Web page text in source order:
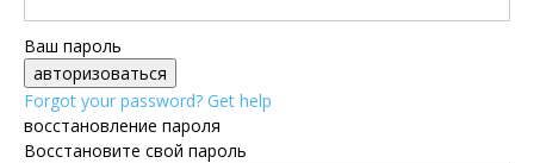
Ваш пароль
Forgot your password? Get help
восстановление пароля
Восстановите свой пароль